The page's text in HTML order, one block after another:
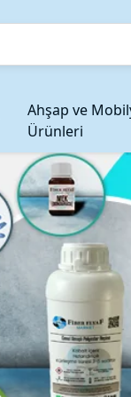
Cam
Tek
Çok
Ahşap ve
Ürünleri
ve
ve